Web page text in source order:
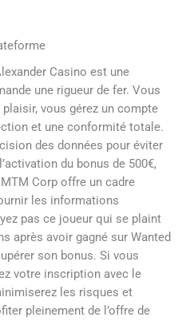
Casino est une
une rigueur de fer. Vous
vous gérez un compte
et une conformité totale.
des données pour éviter
du bonus de 500€,
Corp offre un cadre
les informations
pas ce joueur qui se plaint
après avoir gagné sur Wanted
son bonus. Si vous
votre inscription avec le
les risques et
pleinement de l’offre de